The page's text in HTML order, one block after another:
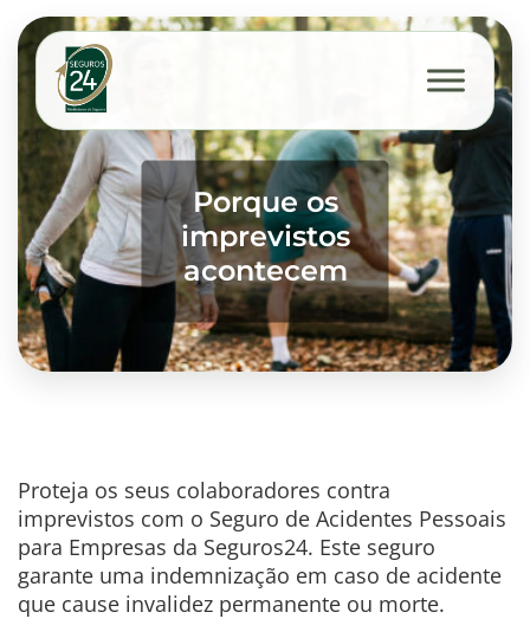
Porque os
imprevistos
acontecem
Proteja os seus colaboradores contra
imprevistos com o Seguro de Acidentes Pessoais
para Empresas da Seguros24. Este seguro
garante uma indemnização em caso de acidente
que cause invalidez permanente ou morte.